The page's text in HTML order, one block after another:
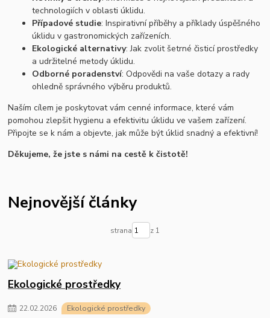
technologiích v oblasti úklidu.
Případové studie: Inspirativní příběhy a příklady úspěšného
úklidu v gastronomických zařízeních.
Ekologické alternativy: Jak zvolit šetrné čisticí prostředky
a udržitelné metody úklidu.
Odborné poradenství: Odpovědi na vaše dotazy a rady
ohledně správného výběru produktů.
Naším cílem je poskytovat vám cenné informace, které vám
pomohou zlepšit hygienu a efektivitu úklidu ve vašem zařízení.
Připojte se k nám a objevte, jak může být úklid snadný a efektivní!
Děkujeme, že jste s námi na cestě k čistotě!
Nejnovější články
strana z 1
Ekologické prostředky
22.02.2026 Ekologické prostředky